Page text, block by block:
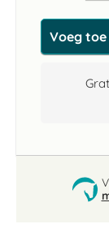
Voeg